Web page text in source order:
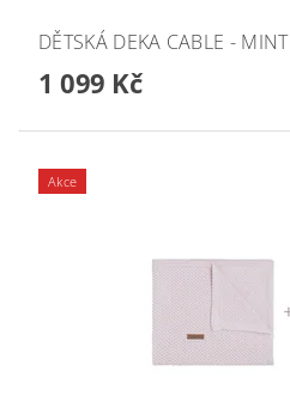
DĚTSKÁ DEKA CABLE - MINT
1 099 Kč
Akce